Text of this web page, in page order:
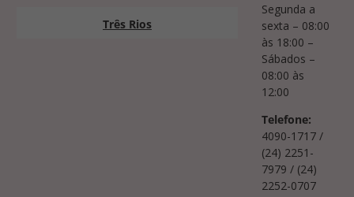
Três Rios
Segunda a
sexta – 08:00
às 18:00 –
Sábados –
08:00 às
12:00
Telefone:
4090-1717 /
(24) 2251-
7979 / (24)
2252-0707